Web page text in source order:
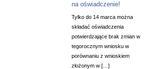
na oświadczenie!
Tylko do 14 marca można
składać oświadczenia
potwierdzające brak zmian w
tegorocznym wniosku w
porównaniu z wnioskiem
złożonym w […]